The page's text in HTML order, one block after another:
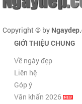
Copyright © by
GIỚI THIỆU CHUNG
Về ngày đẹp
Liên hệ
Góp ý
Văn khấn 2026